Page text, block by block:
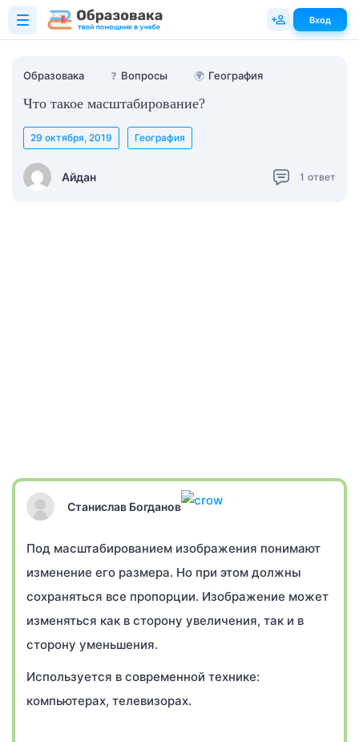
Образовака ❓ Вопросы 🌍 География
Что такое масштабирование?
Айдан
29 октября, 2019 География
1 ответ
Станислав Богданов
Под масштабированием изображения понимают
изменение его размера. Но при этом должны
сохраняться все пропорции. Изображение может
изменяться как в сторону увеличения, так и в
сторону уменьшения.
Используется в современной технике:
компьютерах, телевизорах.
Вход